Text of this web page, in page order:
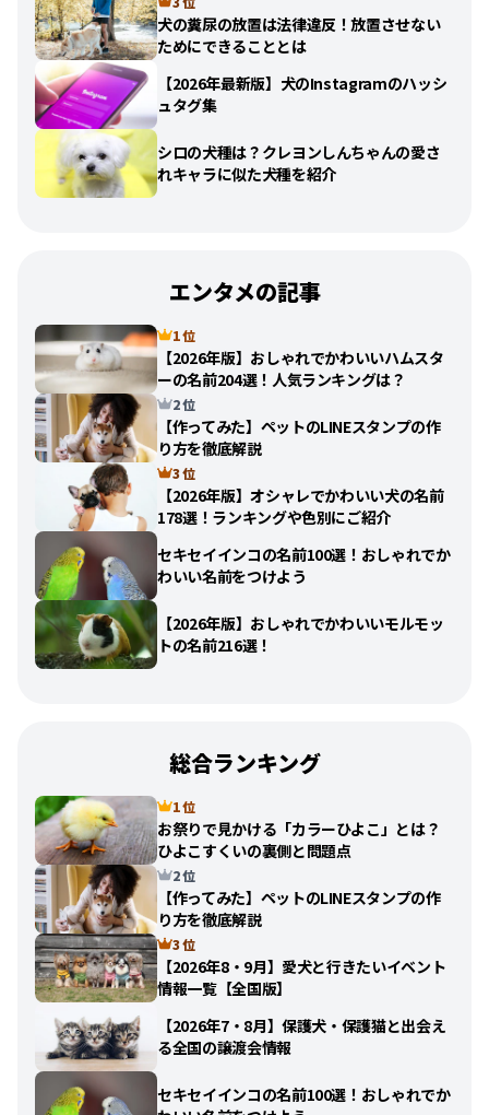
犬の糞尿の放置は法律違反！放置させない
ためにできることとは
【2026年最新版】犬のInstagramのハッシ
ュタグ集
シロの犬種は？クレヨンしんちゃんの愛さ
れキャラに似た犬種を紹介
エンタメの記事
1 位
【2026年版】おしゃれでかわいいハムスタ
ーの名前204選！人気ランキングは？
2 位
【作ってみた】ペットのLINEスタンプの作
り方を徹底解説
3 位
【2026年版】オシャレでかわいい犬の名前
178選！ランキングや色別にご紹介
セキセイインコの名前100選！おしゃれでか
わいい名前をつけよう
【2026年版】おしゃれでかわいいモルモッ
トの名前216選！
総合ランキング
1 位
お祭りで見かける「カラーひよこ」とは？
ひよこすくいの裏側と問題点
2 位
【作ってみた】ペットのLINEスタンプの作
り方を徹底解説
3 位
【2026年8・9月】愛犬と行きたいイベント
情報一覧【全国版】
【2026年7・8月】保護犬・保護猫と出会え
る全国の譲渡会情報
セキセイインコの名前100選！おしゃれでか